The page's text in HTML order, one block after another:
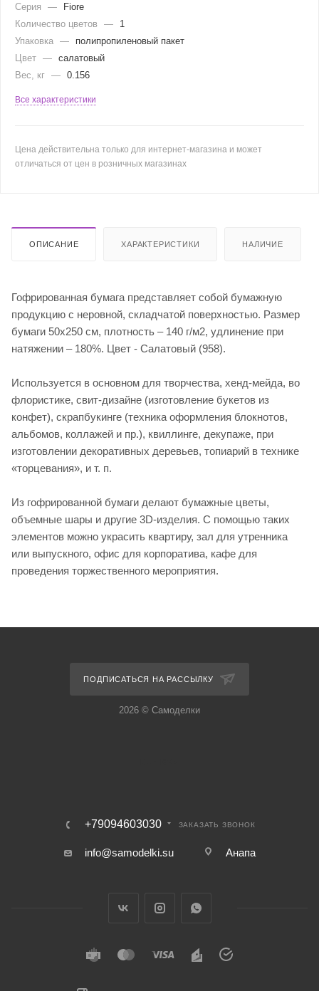
Серия
—
Fiore
Количество цветов
—
1
Упаковка —
полипропиленовый пакет
Цвет — салатовый
Вес, кг — 0.156
Все характеристики
Цена действительна только для интернет-магазина и может
отличаться от цен в розничных магазинах
ОПИСАНИЕ ХАРАКТЕРИСТИКИ НАЛИЧИЕ
Гофрированная бумага представляет собой бумажную
продукцию с неровной, складчатой поверхностью. Размер
бумаги 50х250 см, плотность – 140 г/м2, удлинение при
натяжении – 180%. Цвет - Салатовый (958).
Используется в основном для творчества, хенд-мейда, во
флористике, свит-дизайне (изготовление букетов из
конфет), скрапбукинге (техника оформления блокнотов,
альбомов, коллажей и пр.), квиллинге, декупаже, при
изготовлении декоративных деревьев, топиарий в технике
«торцевания», и т. п.
Из гофрированной бумаги делают бумажные цветы,
объемные шары и другие 3D-изделия. С помощью таких
элементов можно украсить квартиру, зал для утренника
или выпускного, офис для корпоратива, кафе для
проведения торжественного мероприятия.
ПОДПИСАТЬСЯ НА РАССЫЛКУ
2026 © Самоделки
+79094603030 ЗАКАЗАТЬ ЗВОНОК
info@samodelki.su Анапа